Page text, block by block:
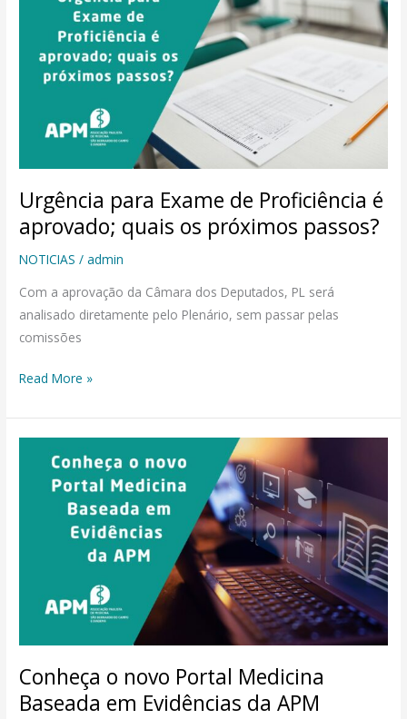
Urgência para Exame de Proficiência é
aprovado; quais os próximos passos?
NOTICIAS /admin
Com a aprovação da Câmara dos Deputados, PL será
analisado diretamente pelo Plenário, sem passar pelas
comissões
Proficiência
quais
passos?
Read More »
Conheça o novo Portal Medicina
Baseada em Evidências da APM
Evidências